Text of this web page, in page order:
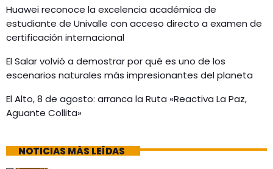
Huawei reconoce la excelencia académica de
estudiante de Univalle con acceso directo a examen de
certificación internacional
El Salar volvió a demostrar por qué es uno de los
escenarios naturales más impresionantes del planeta
El Alto, 8 de agosto: arranca la Ruta «Reactiva La Paz,
Aguante Collita»
NOTICIAS MÁS LEÍDAS